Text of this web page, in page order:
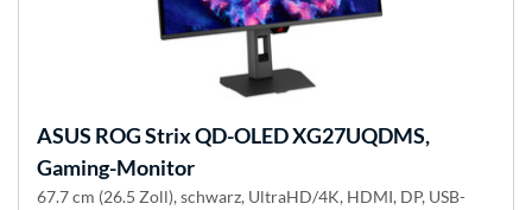
ASUS ROG Strix QD-OLED XG27UQDMS,
Gaming-Monitor
67.7 cm (26.5 Zoll), schwarz, UltraHD/4K, HDMI, DP, USB-